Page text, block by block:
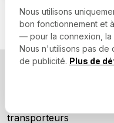
transporteurs
Nous utilisons
bon fonctionnement et
— pour la connexion,
Nous n'utilisons pas de
de publicité. Plus de